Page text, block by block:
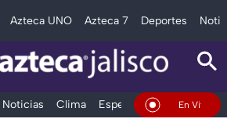
Azteca UNO Azteca 7 Deportes
Noticias Clima Espectáculos Deportes
En Vivo